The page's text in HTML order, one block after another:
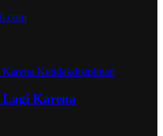
Karena